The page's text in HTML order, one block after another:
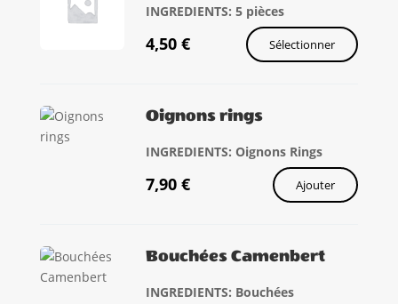
INGREDIENTS: 5 pièces
4,50 € Sélectionner
Oignons rings
INGREDIENTS: Oignons Rings
7,90 € Ajouter
Bouchées Camenbert
INGREDIENTS: Bouchées